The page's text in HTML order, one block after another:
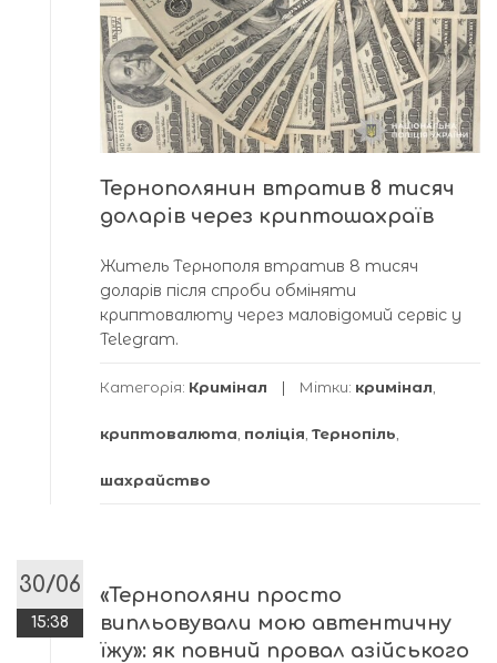
Тернополянин втратив 8 тисяч
доларів через криптошахраїв
Житель Тернополя втратив 8 тисяч
доларів після спроби обміняти
криптовалюту через маловідомий сервіс у
Telegram.
Категорія: Кримінал Мітки: кримінал
криптовалюта поліція Тернопіль
шахрайство
30/06
15:38
«Тернополяни просто
випльовували мою автентичну
їжу»: як повний провал азійського